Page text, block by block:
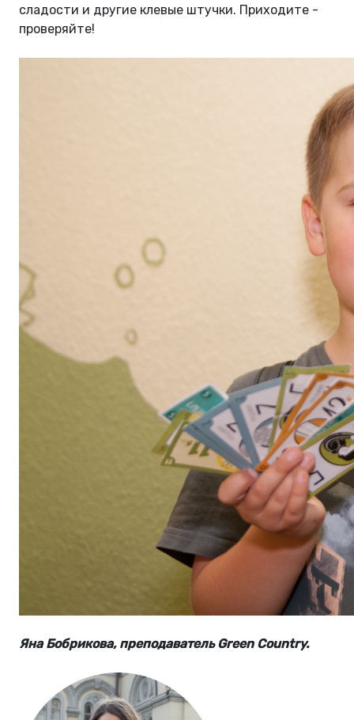
сладости и другие клевые штучки. Приходите -
проверяйте!
Яна Бобрикова, преподаватель Green Country.